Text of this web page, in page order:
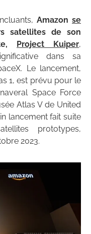
Amazonse
satellites de son
Project Kuiper,
dans sa
Le lancement,
1, est prévu pour le
Space Force
Atlas V de United
lancement fait suite
prototypes,
2023.